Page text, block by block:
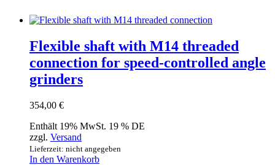
Flexible shaft with M14 threaded
connection for speed-controlled angle
grinders
354,00 €
Enthält 19% MwSt. 19 % DE
zzgl. Versand
Lieferzeit: nicht angegeben
In den Warenkorb